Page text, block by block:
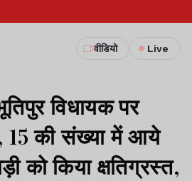
वीडियो Live
विधायक पर
15 की संख्या में आये
को किया क्षतिग्रस्त,